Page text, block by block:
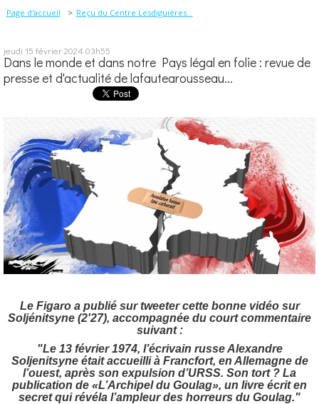
Page d'accueil
Reçu du Centre Lesdiguières...
jeudi 15 février 2024 03h55
Dans le monde et dans notre Pays légal en folie : revue de
presse et d'actualité de lafautearousseau...
Le Figaro a publié sur tweeter cette bonne vidéo sur
Soljénitsyne (2'27), accompagnée du court commentaire
suivant :
"Le 13 février 1974, l’écrivain russe Alexandre
Soljenitsyne était accueilli à Francfort, en Allemagne de
l’ouest, après son expulsion d’URSS. Son tort ? La
publication de «L’Archipel du Goulag», un livre écrit en
secret qui révéla l’ampleur des horreurs du Goulag."